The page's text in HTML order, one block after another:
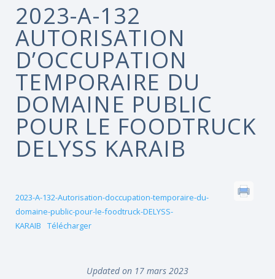
2023-A-132
AUTORISATION
D’OCCUPATION
TEMPORAIRE DU
DOMAINE PUBLIC
POUR LE FOODTRUCK
DELYSS KARAIB
2023-A-132-Autorisation-doccupation-temporaire-du-
domaine-public-pour-le-foodtruck-DELYSS-
KARAIB
Télécharger
Updated on 17 mars 2023